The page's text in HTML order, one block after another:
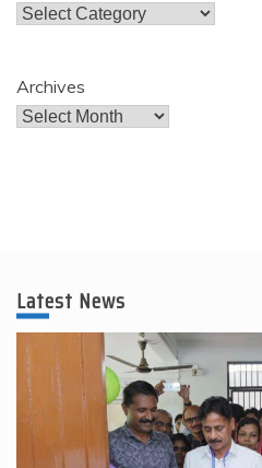
Categories
Archives
Latest News